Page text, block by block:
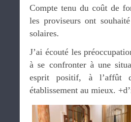
Compte tenu du coût de
les proviseurs ont
solaires.
J’ai écouté les
à se confronter à une
esprit positif, à l’affût
établissement au mieux.